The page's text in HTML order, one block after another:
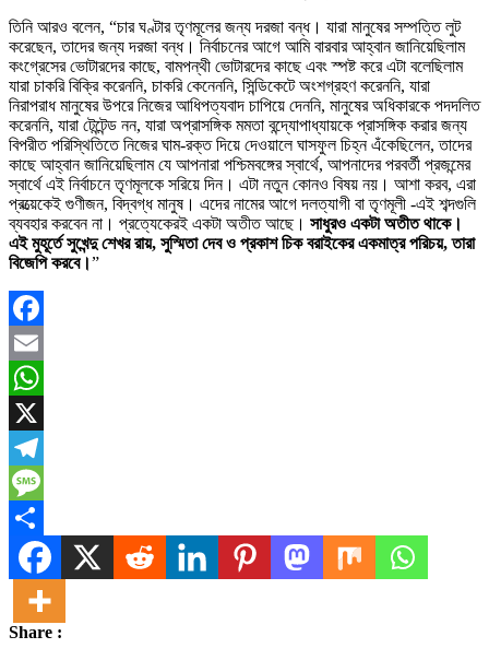
তিনি আরও বলেন, “চার ঘণ্টার তৃণমূলের জন্য দরজা বন্ধ। যারা মানুষের সম্পত্তি লুট
করেছেন, তাদের জন্য দরজা বন্ধ। নির্বাচনের আগে আমি বারবার আহ্বান জানিয়েছিলাম
কংগ্রেসের ভোটারদের কাছে, বামপন্থী ভোটারদের কাছে এবং স্পষ্ট করে এটা বলেছিলাম
যারা চাকরি বিক্রি করেননি, চাকরি কেনেননি, সিন্ডিকেটে অংশগ্রহণ করেননি, যারা
নিরাপরাধ মানুষের উপরে নিজের আধিপত্যবাদ চাপিয়ে দেননি, মানুষের অধিকারকে পদদলিত
করেননি, যারা টেন্টেন্ড নন, যারা অপ্রাসঙ্গিক মমতা বন্দ্যোপাধ্যায়কে প্রাসঙ্গিক করার জন্য
বিপরীত পরিস্থিতিতে নিজের ঘাম-রক্ত দিয়ে দেওয়ালে ঘাসফুল চিহ্ন এঁকেছিলেন, তাদের
কাছে আহ্বান জানিয়েছিলাম যে আপনারা পশ্চিমবঙ্গের স্বার্থে, আপনাদের পরবর্তী প্রজন্মের
স্বার্থে এই নির্বাচনে তৃণমূলকে সরিয়ে দিন। এটা নতুন কোনও বিষয় নয়। আশা করব, এরা
প্রত্য়েকেই গুণীজন, বিদ্বগ্ধ মানুষ। এদের নামের আগে দলত্যাগী বা তৃণমূলী -এই শব্দগুলি
ব্যবহার করবেন না। প্রত্যেকেরই একটা অতীত আছে। সাধুরও একটা অতীত থাকে।
এই মুহূর্তে সুখেন্দু শেখর রায়, সুস্মিতা দেব ও প্রকাশ চিক বরাইকের একমাত্র পরিচয়, তারা
বিজেপি করবে।”
Facebook
Email
WhatsApp
X
Telegram
Message
Share
Share :